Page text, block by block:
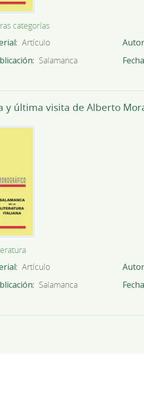
categorías
Artículo Autor
Salamanca
y última visita de Alberto
Artículo Autor
Salamanca